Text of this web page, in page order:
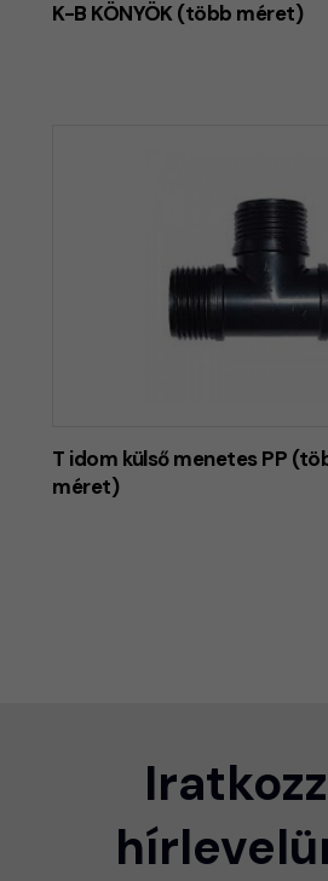
K-B KÖNYÖK (több méret)
T idom külső menetes PP
méret)